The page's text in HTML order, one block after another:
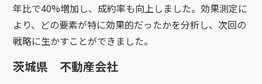
年比で40%増加し、成約率も向上しました。効果測定に
より、どの要素が特に効果的だったかを分析し、次回の
戦略に生かすことができました。
茨城県 不動産会社